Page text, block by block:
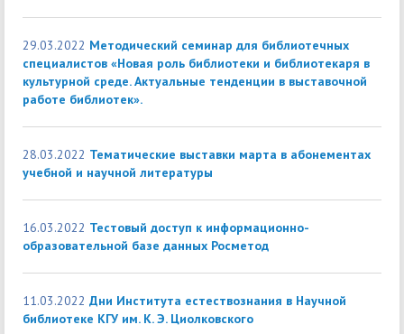
29.03.2022 Методический семинар для библиотечных
специалистов «Новая роль библиотеки и библиотекаря в
культурной среде. Актуальные тенденции в выставочной
работе библиотек».
28.03.2022 Тематические выставки марта в абонементах
учебной и научной литературы
16.03.2022 Тестовый доступ к информационно-
образовательной базе данных Росметод
11.03.2022 Дни Института естествознания в Научной
библиотеке КГУ им. К. Э. Циолковского